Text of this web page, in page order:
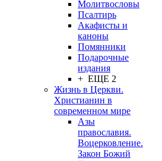
Молитвословы
Псалтирь
Акафисты и
каноны
Помянники
Подарочные
издания
+ ЕЩЕ 2
Жизнь в Церкви.
Христианин в
современном мире
Азы
православия.
Воцерковление.
Закон Божий